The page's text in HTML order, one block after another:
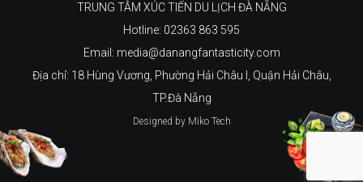
TRUNG TÂM XÚC TIẾN DU LỊCH ĐÀ NẴNG
Hotline: 02363 863 595
Email: media@danangfantasticity.com
Địa chỉ: 18 Hùng Vương, Phường Hải Châu I, Quận Hải Châu,
TP.Đà Nẵng
Designed by Miko Tech